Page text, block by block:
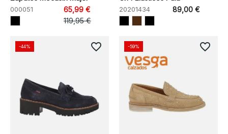
000051
65,99 €
119,95 €
20201434 89,00 €
-44% favorite_border -59% favorite_border